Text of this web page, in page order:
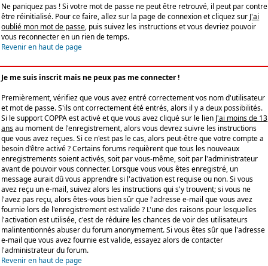
Ne paniquez pas ! Si votre mot de passe ne peut être retrouvé, il peut par contre
être réinitialisé. Pour ce faire, allez sur la page de connexion et cliquez sur J'ai
oublié mon mot de passe, puis suivez les instructions et vous devriez pouvoir
vous reconnecter en un rien de temps.
Revenir en haut de page
Je me suis inscrit mais ne peux pas me connecter !
Premièrement, vérifiez que vous avez entré correctement vos nom d'utilisateur
et mot de passe. S'ils ont correctement été entrés, alors il y a deux possibilités.
Si le support COPPA est activé et que vous avez cliqué sur le lien J'ai moins de 13
ansau moment de l'enregistrement, alors vous devrez suivre les instructions
que vous avez reçues. Si ce n'est pas le cas, alors peut-être que votre compte a
besoin d'être activé ? Certains forums requièrent que tous les nouveaux
enregistrements soient activés, soit par vous-même, soit par l'administrateur
avant de pouvoir vous connecter. Lorsque vous vous êtes enregistré, un
message aurait dû vous apprendre si l'activation est requise ou non. Si vous
avez reçu un e-mail, suivez alors les instructions qui s'y trouvent; si vous ne
l'avez pas reçu, alors êtes-vous bien sûr que l'adresse e-mail que vous avez
fournie lors de l'enregistrement est valide ? L'une des raisons pour lesquelles
l'activation est utilisée, c'est de réduire les chances de voir des utilisateurs
malintentionnés abuser du forum anonymement. Si vous êtes sûr que l'adresse
e-mail que vous avez fournie est valide, essayez alors de contacter
l'administrateur du forum.
Revenir en haut de page